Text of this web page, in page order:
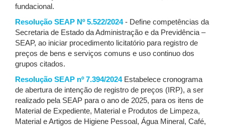
fundacional.
Resolução SEAP Nº 5.522/2024- Define competências da
Secretaria de Estado da Administração e da Previdência –
SEAP, ao iniciar procedimento licitatório para registro de
preços de bens e serviços comuns e uso continuo dos
grupos citados.
Resolução SEAP nº 7.394/2024 Estabelece cronograma
de abertura de intenção de registro de preços (IRP), a ser
realizado pela SEAP para o ano de 2025, para os itens de
Material de Expediente, Material e Produtos de Limpeza,
Material e Artigos de Higiene Pessoal, Água Mineral, Café,